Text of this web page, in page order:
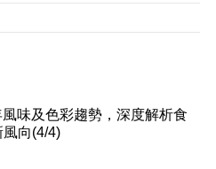
味及色彩趨勢，深度解析食
向(4/4)